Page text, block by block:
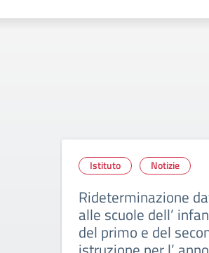
Istituto Notizie
Rideterminazione
alle scuole dell’
del primo e del